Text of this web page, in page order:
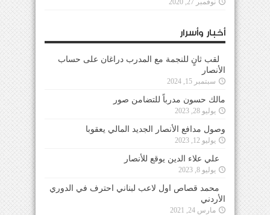
نوفمبر 27, 2020
أخبار وأسرار
لقب ثانٍ للنجمة مع المدرب دراغان على حساب
الأنصار
سبتمبر 15, 2024
مالك حسون مدرباً للتضامن صور
يوليو 28, 2023
وصول مدافع الأنصار الجديد المالي يعقوبا
يوليو 12, 2023
علي علاء الدين يوقع للأنصار
يوليو 8, 2023
محمد قصاص اول لاعب لبناني احترف في الدوري
الأردني
مارس 24, 2021